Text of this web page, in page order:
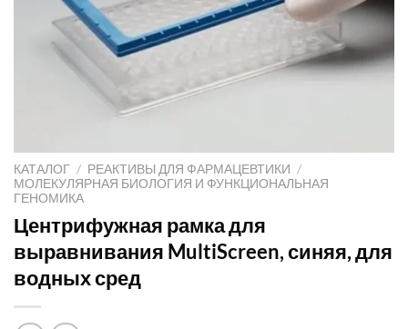
КАТАЛОГ / РЕАКТИВЫ ДЛЯ ФАРМАЦЕВТИКИ /
МОЛЕКУЛЯРНАЯ БИОЛОГИЯ И ФУНКЦИОНАЛЬНАЯ
ГЕНОМИКА
Центрифужная рамка для
выравнивания MultiScreen, синяя, для
водных сред